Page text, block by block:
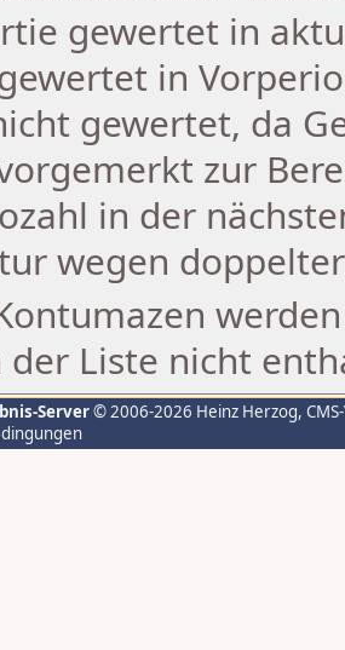
gewertet in
in
gewertet, da
zur
in der
wegen
der Liste nicht
Server© 2006-2026 Heinz Herzog,